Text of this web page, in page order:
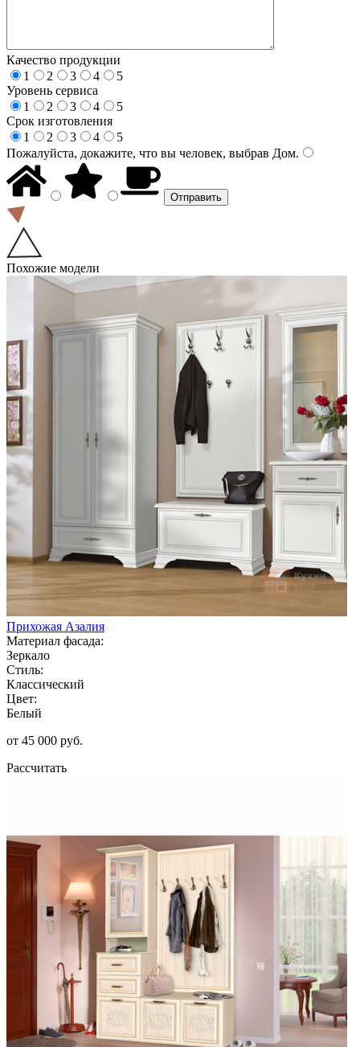
Качество продукции
1
2 3 4
5
Уровень сервиса
1
2 3 4
5
Срок изготовления
1
2 3 4
5
Пожалуйста, докажите, что вы человек, выбрав Дом.
Похожие модели
Прихожая Азалия
Материал фасада:
Зеркало
Стиль:
Классический
Цвет:
Белый
от 45 000 руб.
Рассчитать